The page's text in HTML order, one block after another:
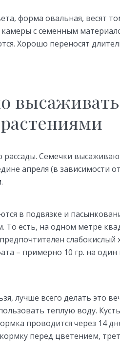
форма овальная, весят
камеры с семенным
Хорошо переносят
Семечки
апреля (в зависимости
в подвязке и
То есть, на одном метре
– примерно 10 гр. на один
лучше всего делать это
теплую воду.
проводится через 14
перед цветением,